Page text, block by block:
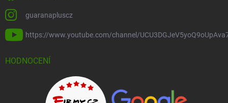
guaranapluscz
https://www.youtube.com/channel/
HODNOCENÍ